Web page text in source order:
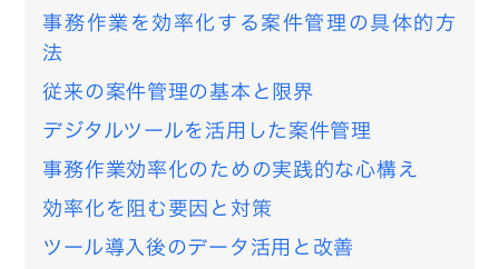
事務作業を効率化する案件管理の具体的方
法
従来の案件管理の基本と限界
デジタルツールを活用した案件管理
事務作業効率化のための実践的な心構え
効率化を阻む要因と対策
ツール導入後のデータ活用と改善